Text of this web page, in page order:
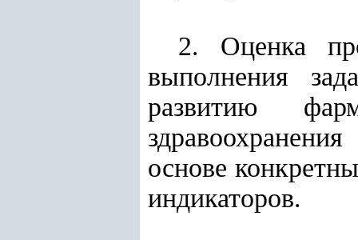
2. Оценка
выполнения
развитию
основе
индикаторов.